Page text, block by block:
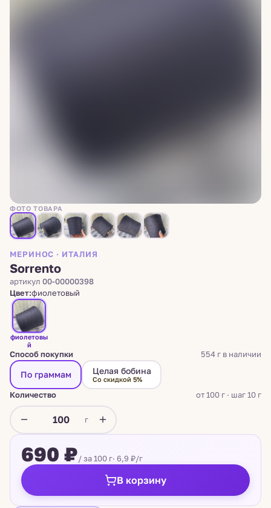
ФОТО ТОВАРА
МЕРИНОС · ИТАЛИЯ
Sorrento
артикул 00-00000398
Цвет:фиолетовый
фиолетовы
й
Способ покупки 554 г в наличии
По граммам Целая бобина
Со скидкой 5%
Количество от 100 г · шаг 10 г
г
690 ₽/ за 100 г· 6,9 ₽/г
В корзину